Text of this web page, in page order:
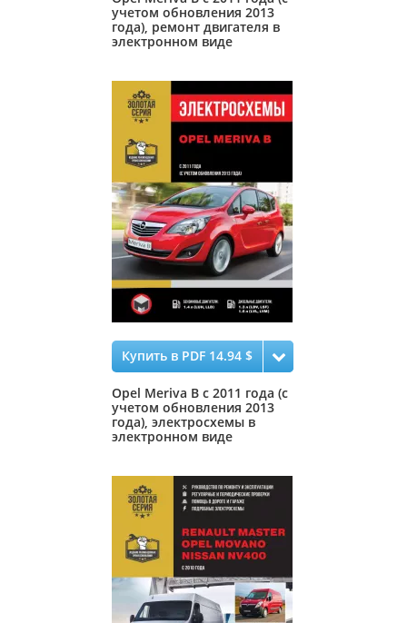
учетом обновления 2013
года), ремонт двигателя в
электронном виде
Купить в PDF 14.94 $
Opel Meriva B с 2011 года (с
учетом обновления 2013
года), электросхемы в
электронном виде